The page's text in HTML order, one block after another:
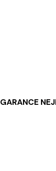
GARANCE